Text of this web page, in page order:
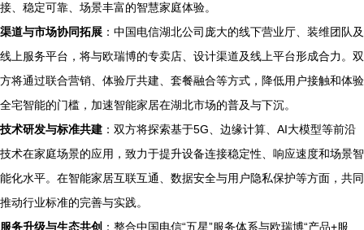
接、稳定可靠、场景丰富的智慧家庭体验。
渠道与市场协同拓展 ：中国电信湖北公司庞大的线下营业厅、装维团队及
线上服务平台，将与欧瑞博的专卖店、设计渠道及线上平台形成合力。双
方将通过联合营销、体验厅共建、套餐融合等方式，降低用户接触和体验
全宅智能的门槛，加速智能家居在湖北市场的普及与下沉。
技术研发与标准共建 ：双方将探索基于5G、边缘计算、AI大模型等前沿
技术在家庭场景的应用，致力于提升设备连接稳定性、响应速度和场景智
能化水平。在智能家居互联互通、数据安全与用户隐私保护等方面，共同
推动行业标准的完善与实践。
服务升级与生态共创 ：整合中国电信“五星”服务体系与欧瑞博“产品+服